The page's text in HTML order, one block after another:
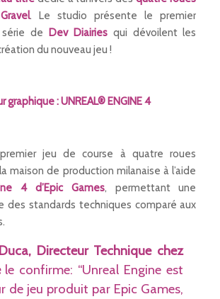
Gravel. Le studio présente le premier
série de Dev Diairiesqui dévoilent les
du nouveau jeu !
: UNREAL® ENGINE 4
jeu de course à quatre roues
maison de production milanaise à l’aide
4 d’Epic Games, permettant une
des standards techniques comparé aux
Directeur Technique chez
le confirme: “Unreal Engine est
de jeu produit par Epic Games,